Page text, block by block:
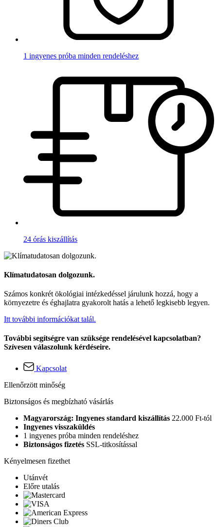
1 ingyenes próba minden rendeléshez
24 órás kiszállítás
Klímatudatosan dolgozunk.
Számos konkrét ökológiai intézkedéssel járulunk hozzá, hogy a
környezetre és éghajlatra gyakorolt hatás a lehető legkisebb legyen.
Itt további információkat talál.
További segítségre van szüksége rendelésével kapcsolatban?
Szívesen válaszolunk kérdéseire.
Kapcsolat
Ellenőrzött minőség
Biztonságos és megbízható vásárlás
Magyarország: Ingyenes standard kiszállítás 22.000 Ft-tól
Ingyenes visszaküldés
1 ingyenes próba minden rendeléshez
Biztonságos fizetés SSL-titkosítással
Kényelmesen fizethet
Utánvét
Előre utalás